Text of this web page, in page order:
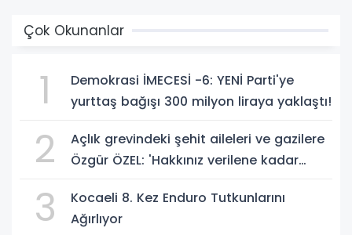
Çok Okunanlar
1
Demokrasi İMECESİ -6: YENİ Parti'ye
yurttaş bağışı 300 milyon liraya yaklaştı!
2
Açlık grevindeki şehit aileleri ve gazilere
Özgür ÖZEL: 'Hakkınız verilene kadar
3
Kocaeli 8. Kez Enduro Tutkunlarını
Ağırlıyor